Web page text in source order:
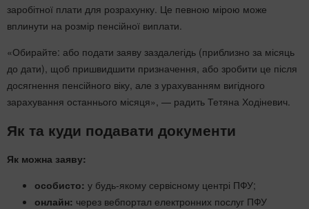
заробітної плати для розрахунку. Це певною мірою може
вплинути на розмір пенсійної виплати.
«Обирайте: або подати заяву заздалегідь (приблизно за місяць
до дати), щоб пришвидшити призначення, або зробити це після
досягнення пенсійного віку, але з урахуванням вигідного
зарахування останнього місяця», — радить Тетяна Ходіневич.
Як та куди подавати документи
Як можна заяву:
особисто: у будь-якому сервісному центрі ПФУ;
онлайн: через вебпортал електронних послуг ПФУ